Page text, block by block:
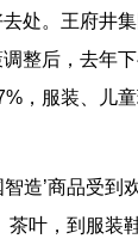
处。王府井
整后，去年
，服装、儿
智造’商品受到
叶，到服装